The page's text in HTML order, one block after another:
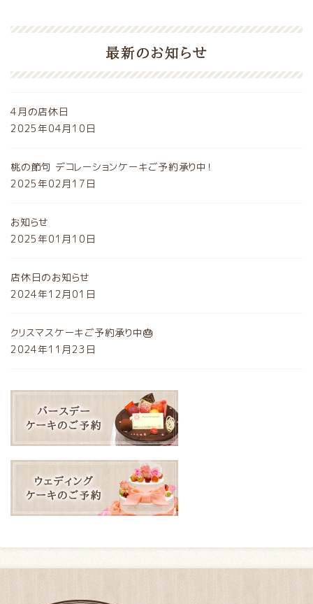
最新のお知らせ
4月の店休日
2025年04月10日
桃の節句 デコレーションケーキご予約承り中！
2025年02月17日
お知らせ
2025年01月10日
店休日のお知らせ
2024年12月01日
クリスマスケーキご予約承り中🎂
2024年11月23日